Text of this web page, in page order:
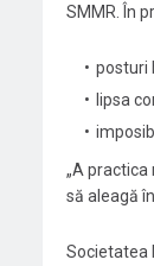
SMMR. În
posturi
lipsa
„A
să aleagă
Societatea